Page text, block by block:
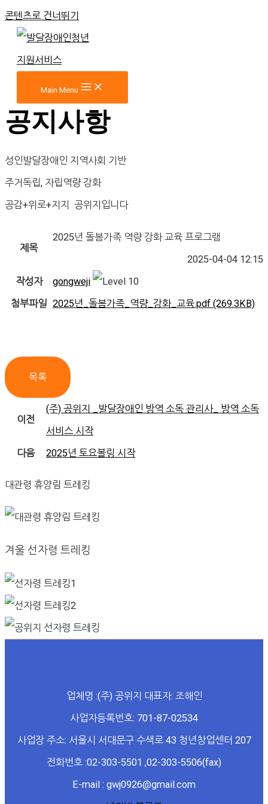
콘텐츠로 건너뛰기
Main Menu
공지사항
성인발달장애인 지역사회 기반
주거독립, 자립역량 강화
공감+위로+지지 공위지입니다
제목
2025년 돌봄가족 역량 강화 교육 프로그램
2025-04-04 12:15
작성자
gongweji
첨부파일 2025년_돌봄가족_역량_강화_교육.pdf (269.3KB)
목록
이전
(주) 공위지 _발달장애인 방역 소독 관리사_ 방역 소독
서비스 시작
다음
2025년 토요볼링 시작
대관령 휴양림 트레킹
겨울 선자령 트레킹
업체명 :(주) 공위지 대표자: 조해인
사업자등록번호: 701-87-02534
사업장 주소: 서울시 서대문구 수색로 43 청년창업센터 207
전화번호 :02-303-5501 ,02-303-5506(fax)
E-mail : gwj0926@gmail.com